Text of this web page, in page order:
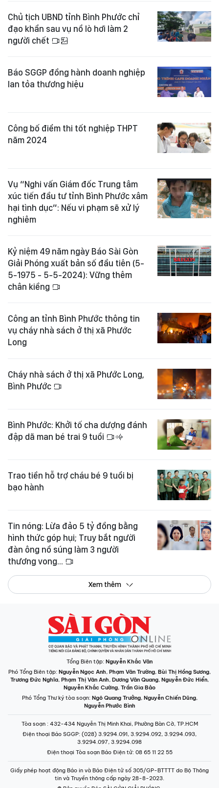
Chủ tịch UBND tỉnh Bình Phước chỉ
đạo khẩn sau vụ nổ lò hơi làm 2
người chết
Báo SGGP đồng hành doanh nghiệp
lan tỏa thương hiệu
Công bố điểm thi tốt nghiệp THPT
năm 2024
Vụ “Nghi vấn Giám đốc Trung tâm
xúc tiến đầu tư tỉnh Bình Phước xâm
hại tình dục”: Nếu vi phạm sẽ xử lý
nghiêm
Kỷ niệm 49 năm ngày Báo Sài Gòn
Giải Phóng xuất bản số đầu tiên (5-
5-1975 - 5-5-2024): Vững thêm
chân kiềng
Công an tỉnh Bình Phước thông tin
vụ cháy nhà sách ở thị xã Phước
Long
Cháy nhà sách ở thị xã Phước Long,
Bình Phước
Bình Phước: Khởi tố cha dượng đánh
đập dã man bé trai 9 tuổi
Trao tiền hỗ trợ cháu bé 9 tuổi bị
bạo hành
Tin nóng: Lừa đảo 5 tỷ đồng bằng
hình thức góp hụi; Truy bắt người
đàn ông nổ súng làm 3 người
thương vong...
Xem thêm
Tổng Biên tập: Nguyễn Khắc Văn
Phó Tổng Biên tập: Nguyễn Ngọc Anh, Phạm Văn Trường, Bùi Thị Hồng Sương,
Trương Đức Nghĩa, Phạm Thị Vân Anh, Dương Văn Quang, Nguyễn Đức Hiển,
Nguyễn Khắc Cường, Trần Gia Bảo
Phó Tổng Thư ký tòa soạn: Ngô Quang Trưởng, Nguyễn Chiến Dũng,
Nguyễn Phước Bình
Tòa soạn : 432-434 Nguyễn Thị Minh Khai, Phường Bàn Cờ, TP.HCM
Điện thoại Báo SGGP: (028) 3.9294.091, 3.9294.092, 3.9294.093,
3.9294.097, 3.9294.098
Điện thoại Tòa soạn Báo Điện tử: 08 65 11 22 55
Giấy phép hoạt động Báo in và Báo Điện tử số 305/GP-BTTTT do Bộ Thông
tin và Truyền thông cấp ngày 28-8-2023.